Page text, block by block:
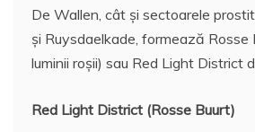
De Wallen, cât și sectoarele
și Ruysdaelkade, formează Rosse
luminii roșii) sau Red Light District
Red Light District (Rosse Buurt)